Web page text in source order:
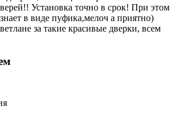
Установка точно в срок! При этом
в виде пуфика,мелоч а приятно)
за такие красивые дверки, всем